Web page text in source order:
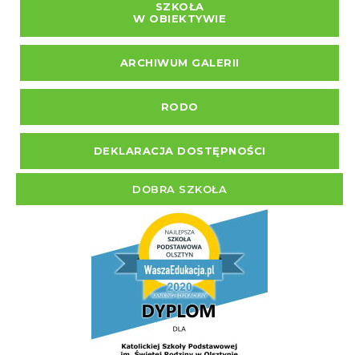
SZKOŁA
W OBIEKTYWIE
ARCHIWUM GALERII
RODO
DEKLARACJA DOSTĘPNOŚCI
DOBRA SZKOŁA